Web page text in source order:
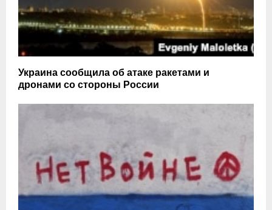
Украина сообщила об атаке ракетами и
дронами со стороны России